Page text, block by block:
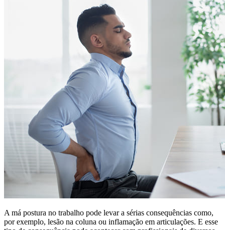
A má postura no trabalho pode levar a sérias consequências como,
por exemplo, lesão na coluna ou inflamação em articulações. E esse